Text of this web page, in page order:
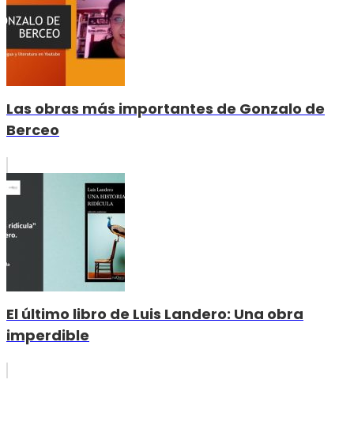
Las obras más importantes de Gonzalo de
Berceo
El último libro de Luis Landero: Una obra
imperdible